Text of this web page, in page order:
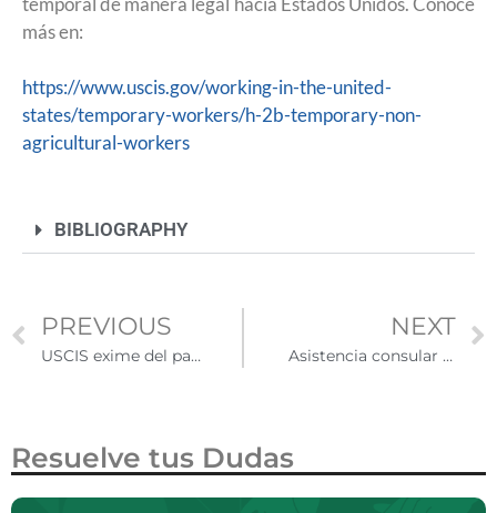
más en:
https://www.uscis.gov/working-in-the-united-
states/temporary-workers/h-2b-temporary-non-
agricultural-workers
BIBLIOGRAPHY
PREVIOUS
USCIS exime del pago de tarifa de servicios biométricos a solicitantes de extensión/cambio de estatus
NEXT
Asistencia consular en Estados Unidos: un apoyo vital para mexicanos
Resuelve tus Dudas